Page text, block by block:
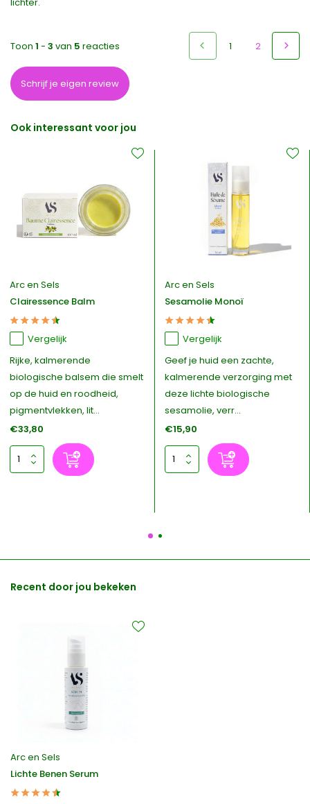
lichter.
Toon 1 - 3 van 5 reacties 1 2
Schrijf je eigen review
Ook interessant voor jou
Arc en Sels
Clairessence Balm
Vergelijk
Rijke, kalmerende
biologische balsem die smelt
op de huid en roodheid,
pigmentvlekken, lit...
€33,80
Arc en Sels
Sesamolie Monoï
Vergelijk
Geef je huid een zachte,
kalmerende verzorging met
deze lichte biologische
sesamolie, verr...
€15,90
Recent door jou bekeken
Arc en Sels
Lichte Benen Serum